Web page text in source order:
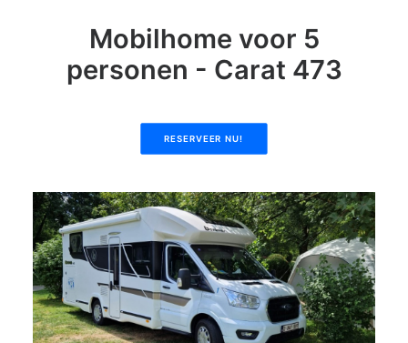
Mobilhome voor 5
personen - Carat 473
RESERVEER NU!